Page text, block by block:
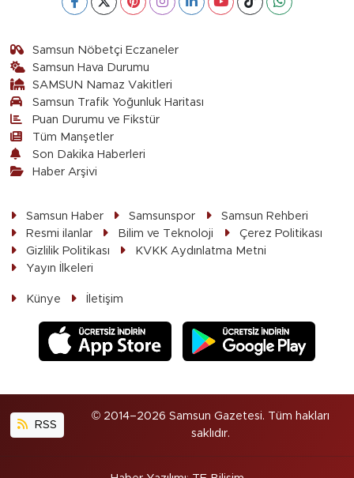
Samsun Nöbetçi Eczaneler
Samsun Hava Durumu
SAMSUN Namaz Vakitleri
Samsun Trafik Yoğunluk Haritası
Puan Durumu ve Fikstür
Tüm Manşetler
Son Dakika Haberleri
Haber Arşivi
Samsun Haber Samsunspor
Samsun Rehberi
Resmi ilanlar
Bilim ve Teknoloji
Çerez Politikası
Gizlilik Politikası
KVKK Aydınlatma Metni
Yayın İlkeleri
Künye İletişim
RSS
© 2014–2026 Samsun Gazetesi. Tüm hakları
saklıdır.